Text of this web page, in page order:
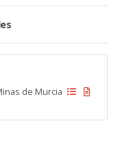
de Murcia